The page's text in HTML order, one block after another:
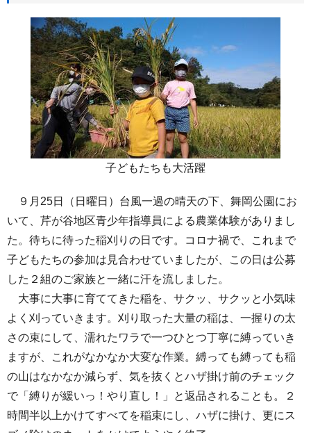
子どもたちも大活躍
９月25日（日曜日）台風一過の晴天の下、舞岡公園にお
いて、芹が谷地区青少年指導員による農業体験がありまし
た。待ちに待った稲刈りの日です。コロナ禍で、これまで
子どもたちの参加は見合わせていましたが、この日は公募
した２組のご家族と一緒に汗を流しました。
大事に大事に育ててきた稲を、サクッ、サクッと小気味
よく刈っていきます。刈り取った大量の稲は、一握りの太
さの束にして、濡れたワラで一つひとつ丁寧に縛っていき
ますが、これがなかなか大変な作業。縛っても縛っても稲
の山はなかなか減らず、気を抜くとハザ掛け前のチェック
で「縛りが緩いっ！やり直し！」と返品されることも。２
時間半以上かけてすべてを稲束にし、ハザに掛け、更にス